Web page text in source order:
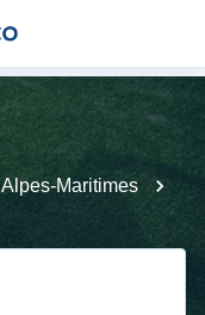
Alpes-Maritimes